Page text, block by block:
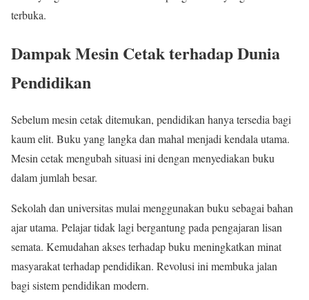
terbuka.
Dampak Mesin Cetak terhadap Dunia
Pendidikan
Sebelum mesin cetak ditemukan, pendidikan hanya tersedia bagi
kaum elit. Buku yang langka dan mahal menjadi kendala utama.
Mesin cetak mengubah situasi ini dengan menyediakan buku
dalam jumlah besar.
Sekolah dan universitas mulai menggunakan buku sebagai bahan
ajar utama. Pelajar tidak lagi bergantung pada pengajaran lisan
semata. Kemudahan akses terhadap buku meningkatkan minat
masyarakat terhadap pendidikan. Revolusi ini membuka jalan
bagi sistem pendidikan modern.